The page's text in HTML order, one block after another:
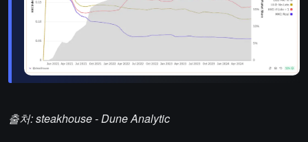
출처: steakhouse - Dune Analytic